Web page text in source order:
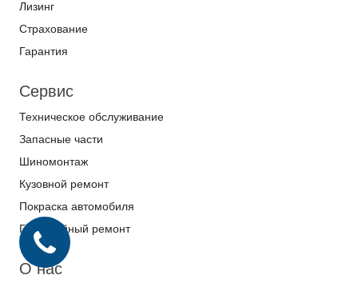
Лизинг
Страхование
Гарантия
Сервис
Техническое обслуживание
Запасные части
Шиномонтаж
Кузовной ремонт
Покраска автомобиля
Гарантийный ремонт
О нас